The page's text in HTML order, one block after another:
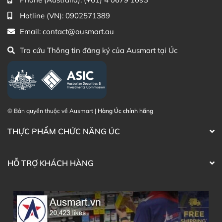
Facebook Ausmart.au| Hàng Úc chính hãng
Zalo Ausmart.au| Ausmart Commercial Pty Ltd
Điện thoại liên hệ đặt hàng:0902.571.389
Thạc sĩ Điều dưỡng & Cố vấn sản
phẩm Lily Huỳnh
Hotline (VN): 0902571389
Email: contact@ausmart.au
Tra cứu Thông tin đăng ký của Ausmart tại Úc
© Bản quyền thuộc về Ausmart | Hàng Úc chính hãng
THỰC PHẨM CHỨC NĂNG ÚC
HỖ TRỢ KHÁCH HÀNG